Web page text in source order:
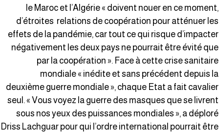
le Maroc et l’Algérie « doivent nouer en ce
d’étroites relations de coopération pour atténuer
effets de la pandémie, car tout ce qui risque
négativement les deux pays ne pourrait être évité
par la coopération ». Face à cette crise
mondiale « inédite et sans précédent depuis
deuxième guerre mondiale », chaque Etat a fait
seul. « Vous voyez la guerre des masques que se
sous nos yeux des puissances mondiales », a
Driss Lachguar pour qui l’ordre international pourrait